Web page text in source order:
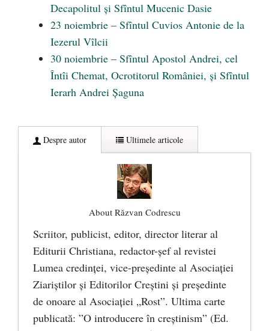
Decapolitul și Sfîntul Mucenic Dasie
23 noiembrie – Sfîntul Cuvios Antonie de la
Iezerul Vîlcii
30 noiembrie – Sfîntul Apostol Andrei, cel
Întîi Chemat, Ocrotitorul României, și Sfîntul
Ierarh Andrei Șaguna
Despre autor Ultimele articole
About Răzvan Codrescu
Scriitor, publicist, editor, director literar al
Editurii Christiana, redactor-şef al revistei
Lumea credinţei, vice-preşedinte al Asociaţiei
Ziariştilor şi Editorilor Creştini şi preşedinte
de onoare al Asociaţiei „Rost”. Ultima carte
publicată: ”O introducere în creștinism” (Ed.